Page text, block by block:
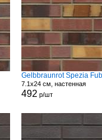
Gelbbraunrot Spezia
7.1x24 см, настенная
492 р/шт